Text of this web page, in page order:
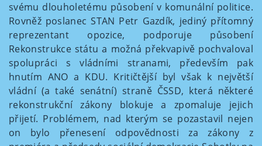
svému dlouholetému působení v komunální politice.
Rovněž poslanec STAN Petr Gazdík, jediný přítomný
reprezentant opozice, podporuje působení
Rekonstrukce státu a možná překvapivě pochvaloval
spolupráci s vládními stranami, především pak
hnutím ANO a KDU. Kritičtější byl však k největší
vládní (a také senátní) straně ČSSD, která některé
rekonstrukční zákony blokuje a zpomaluje jejich
přijetí. Problémem, nad kterým se pozastavil nejen
on bylo přenesení odpovědnosti za zákony z